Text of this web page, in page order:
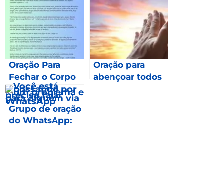
Oração Para
Fechar o Corpo
Oração para
abençoar todos
Grupo de oração
do WhatsApp: